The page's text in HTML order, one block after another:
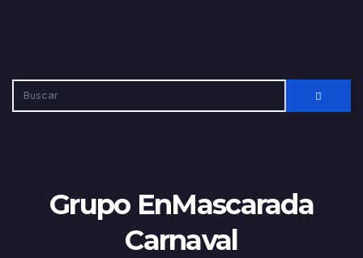
Grupo EnMascarada
Carnaval